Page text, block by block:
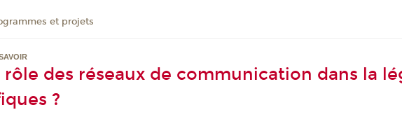
et projets
rôle des réseaux de communication dans la
?